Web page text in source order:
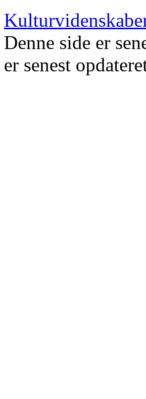
Denne side er
er senest